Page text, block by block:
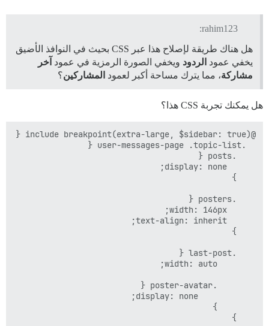
rahim123:
هل هناك طريقة لإصلاح هذا عبر CSS بحيث في النوافذ الأضيق
يخفي عمود الردود ويخفي الصورة الرمزية في عمود آخر
مشاركة، مما يترك مساحة أكبر لعمود المشاركين؟
هل يمكنك تجربة CSS هذا؟